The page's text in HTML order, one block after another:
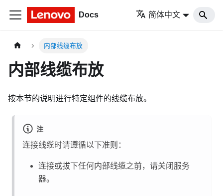
Docs 简体中文
内部线缆布放
内部线缆布放
按本节的说明进行特定组件的线缆布放。
注
连接线缆时请遵循以下准则：
连接或拔下任何内部线缆之前，请关闭服务
器。